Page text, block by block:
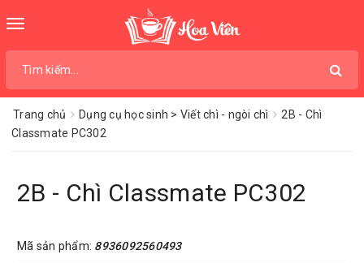
Toggle
Trang chủ Dụng cụ học sinh > Viết chì - ngòi chì
2B - Chì
Classmate PC302
2B - Chì Classmate PC302
Mã sản phẩm: 8936092560493